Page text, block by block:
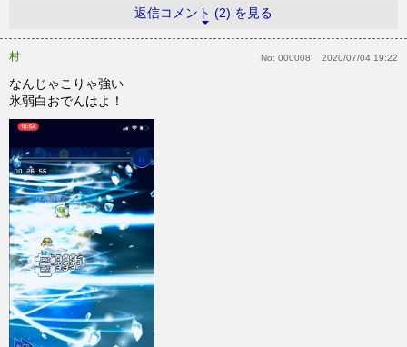
返信コメント (2) を見る
村 No: 000008 2020/07/04 19:22
なんじゃこりゃ強い
氷弱白おでんはよ！